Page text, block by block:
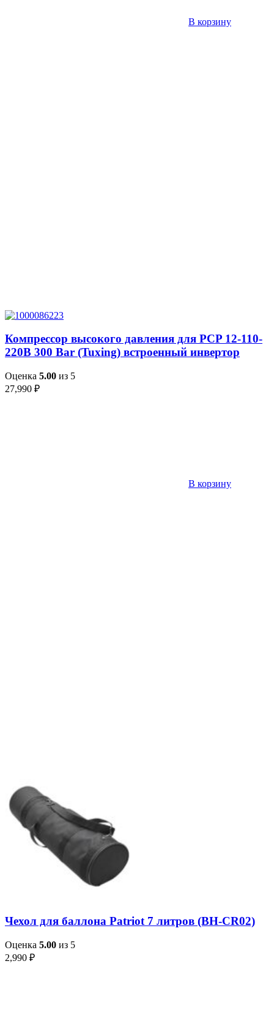
В корзину
Компрессор высокого давления для PCP 12-110-
220В 300 Bar (Tuxing) встроенный инвертор
Оценка 5.00 из 5
27,990 ₽
В корзину
Чехол для баллона Patriot 7 литров (BH-CR02)
Оценка 5.00 из 5
2,990 ₽